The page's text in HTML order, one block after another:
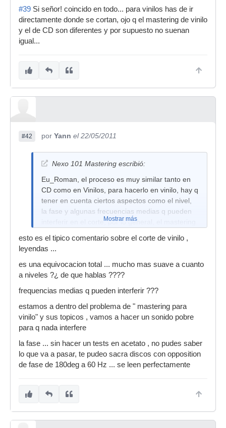
#39 Si señor! coincido en todo... para vinilos has de ir
directamente donde se cortan, ojo q el mastering de vinilo
y el de CD son diferentes y por supuesto no suenan
igual...
#42 por Yann el 22/05/2011
Nexo 101 Mastering escribió:
Eu_Roman, el proceso es muy similar tanto en
CD como en Vinilos, para hacerlo en vinilo, hay q
tener en cuenta ciertos aspectos como el nivel,
la fase y algunas frecuencias medias q pueden
interferir en el corte, por lo general, el mastering
niveles...
Mostrar más
esto es el tipico comentario sobre el corte de vinilo ,
leyendas ...
es una equivocacion total ... mucho mas suave a cuanto
a niveles ?¿ de que hablas ????
frequencias medias q pueden interferir ???
estamos a dentro del problema de " mastering para
vinilo" y sus topicos , vamos a hacer un sonido pobre
para q nada interfere
la fase ... sin hacer un tests en acetato , no pudes saber
lo que va a pasar, te pudeo sacra discos con opposition
de fase de 180deg a 60 Hz ... se leen perfectamente